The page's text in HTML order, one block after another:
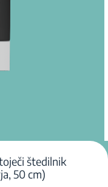
štedilnik
50 cm)